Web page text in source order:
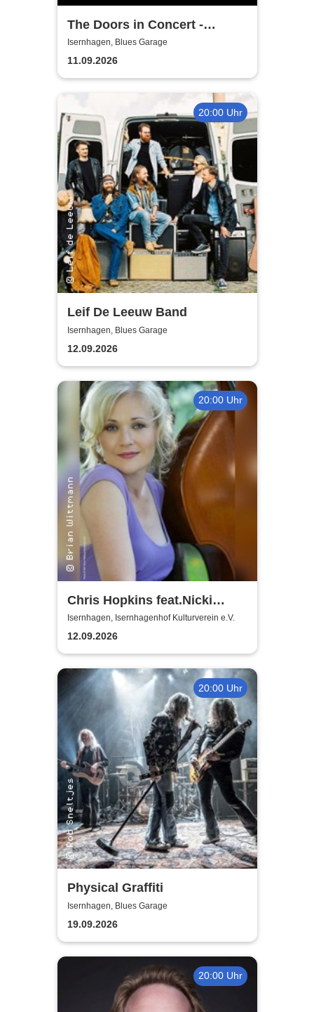
The Doors in Concert -
Authentic Tribute Band
Isernhagen, Blues Garage
11.09.2026
20:00 Uhr
Leif De Leeuw Band
Isernhagen, Blues Garage
12.09.2026
20:00 Uhr
Chris Hopkins feat.Nicki
Parrott - The Great American
Songbook & beyond
Isernhagen, Isernhagenhof Kulturverein e.V.
12.09.2026
20:00 Uhr
Physical Graffiti
Isernhagen, Blues Garage
19.09.2026
20:00 Uhr